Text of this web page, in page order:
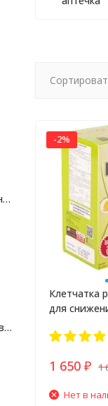
-2%
Клетчатка
для
Donutt
1 650 ₽ 1
Нет в
Фа Талай Джон - травяные капсулы против гриппа и простуды
Мыло для лечения угревой сыпи Madame Heng